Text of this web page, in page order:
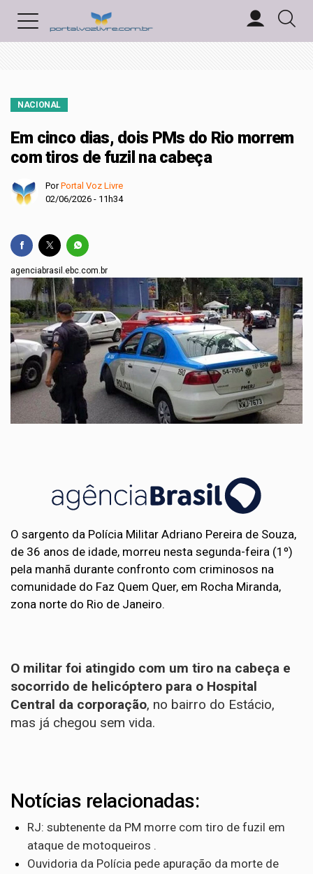
NACIONAL
Em cinco dias, dois PMs do Rio morrem
com tiros de fuzil na cabeça
PorPortal Voz Livre
02/06/2026 - 11h34
agenciabrasil.ebc.com.br
O sargento da Polícia Militar Adriano Pereira de Souza,
de 36 anos de idade, morreu nesta segunda-feira (1º)
pela manhã durante confronto com criminosos na
comunidade do Faz Quem Quer, em Rocha Miranda,
zona norte do Rio de Janeiro.
O militar foi atingido com um tiro na cabeça e
socorrido de helicóptero para o Hospital
Central da corporação, no bairro do Estácio,
mas já chegou sem vida.
Notícias relacionadas:
RJ: subtenente da PM morre com tiro de fuzil em
ataque de motoqueiros .
Ouvidoria da Polícia pede apuração da morte de